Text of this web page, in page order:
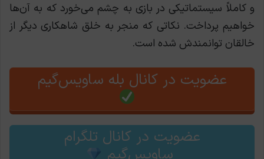
و کاملاً سیستماتیکی در بازی به چشم می‌خورد که به آن‌ها
خواهیم پرداخت. نکاتی که منجر به خلق شاهکاری دیگر از
خالقان توانمندش شده است.
عضویت در کانال بله ساویس‌گیم
عضویت در کانال تلگرام